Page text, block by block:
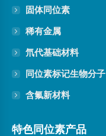
固体同位素
稀有金属
氘代基础材料
同位素标记生物分子
含氟新材料
特色同位素产品